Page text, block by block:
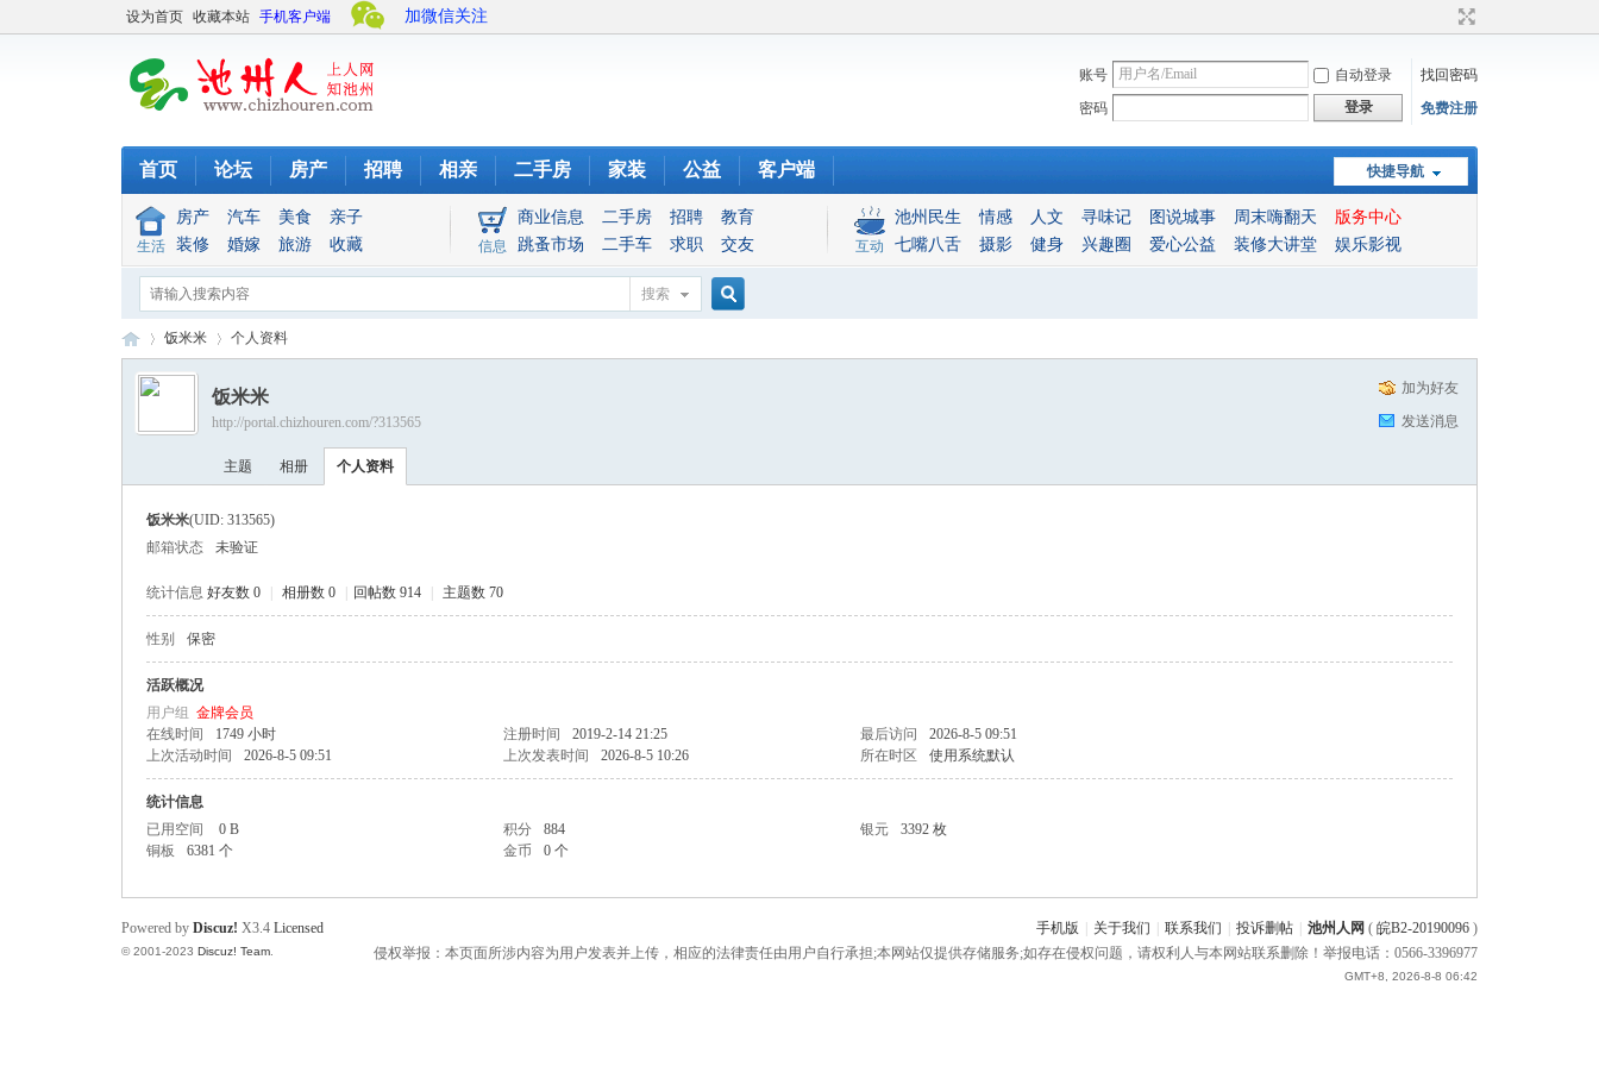
设为首页 收藏本站 手机客户端
账号 自动登录
找回密码
密码
登录 免费注册
快捷导航
首页 论坛 房产 招聘 相亲 二手房 家装 公益 客户端
生活
房产 汽车 美食
亲子
装修
婚嫁 旅游 收藏 信息
商业信息 二手房 招聘
教育
跳蚤市场
二手车 求职 交友 互动
池州民生 情感 人文 寻味记 图说城事 周末嗨翻天
版务中心
七嘴八舌
摄影 健身 兴趣圈 爱心公益 装修大讲堂 娱乐影视
加微信关注
搜索
›
饭米米 个人资料
加为好友
发送消息
饭米米
http://portal.chizhouren.com/?313565
主题 相册 个人资料
饭米米(UID: 313565)
邮箱状态
未验证
统计信息 好友数 0 相册数 0 回帖数 914 主题数 70
性别 保密
活跃概况
用户组 金牌会员
在线时间
1749 小时 注册时间 2019-2-14 21:25 最后访问
2026-8-5 09:51
上次活动时间
2026-8-5 09:51 上次发表时间 2026-8-5 10:26 所在时区 使用系统默认
统计信息
已用空间
0 B 积分 884 银元
3392 枚
铜板
6381 个 金币 0 个
手机版 关于我们 联系我们 投诉删帖 池州人网 ( 皖B2-20190096 )
侵权举报：本页面所涉内容为用户发表并上传，相应的法律责任由用户自行承担;本网站仅提供存储服务;如存在侵权问题，请权利人与本网站联系删除！举报电话：0566-3396977
GMT+8, 2026-8-8 06:42
Powered by Discuz! X3.4 Licensed
© 2001-2023 Discuz! Team